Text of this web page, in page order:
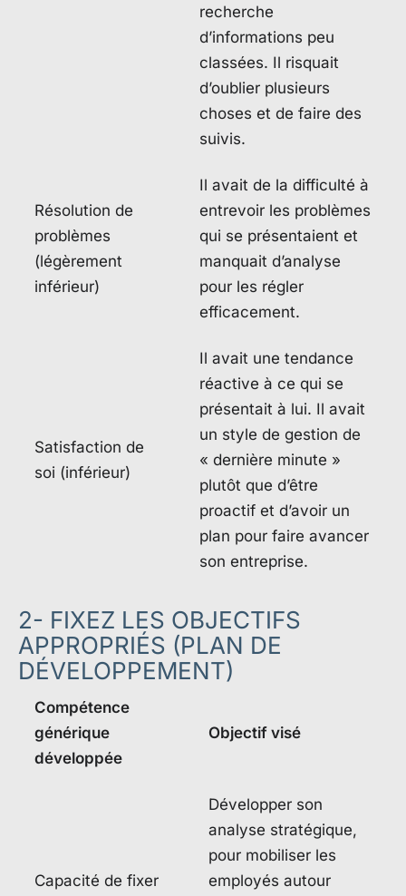
recherche
d’informations peu
classées. Il risquait
d’oublier plusieurs
choses et de faire des
suivis.
Résolution de
problèmes
(légèrement
inférieur)
Il avait de la difficulté à
entrevoir les problèmes
qui se présentaient et
manquait d’analyse
pour les régler
efficacement.
Satisfaction de
soi (inférieur)
Il avait une tendance
réactive à ce qui se
présentait à lui. Il avait
un style de gestion de
« dernière minute »
plutôt que d’être
proactif et d’avoir un
plan pour faire avancer
son entreprise.
2- FIXEZ LES OBJECTIFS
APPROPRIÉS (PLAN DE
DÉVELOPPEMENT)
Compétence
générique
développée
Objectif visé
Capacité de fixer
Développer son
analyse stratégique,
pour mobiliser les
employés autour